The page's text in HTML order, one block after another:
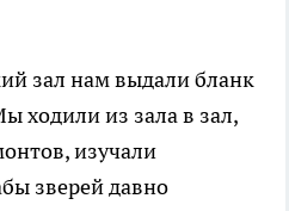
зал нам выдали бланк
ходили из зала в зал,
изучали
зверей давно